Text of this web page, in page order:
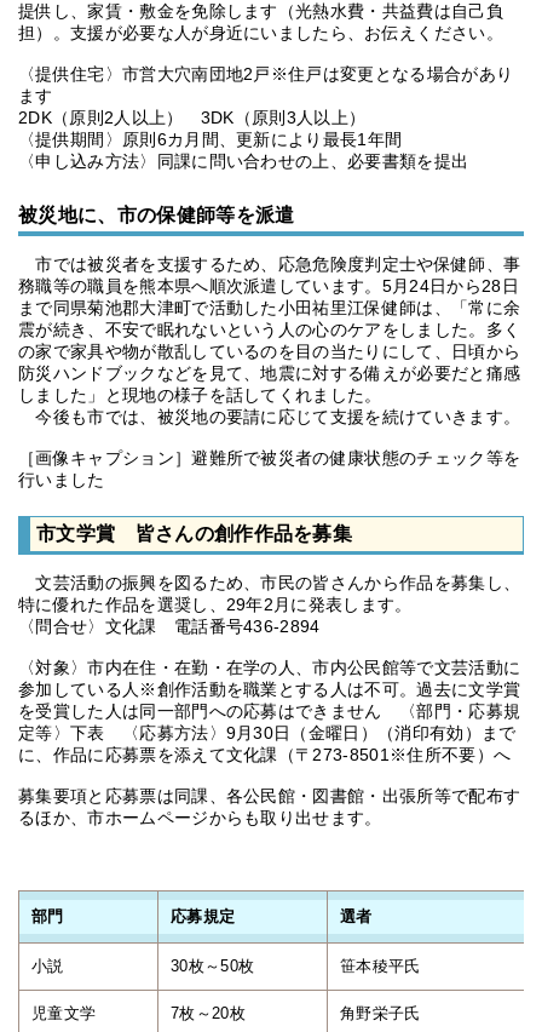
提供し、家賃・敷金を免除します（光熱水費・共益費は自己負
担）。支援が必要な人が身近にいましたら、お伝えください。
〈提供住宅〉市営大穴南団地2戸※住戸は変更となる場合があり
ます
2DK（原則2人以上） 3DK（原則3人以上）
〈提供期間〉原則6カ月間、更新により最長1年間
〈申し込み方法〉同課に問い合わせの上、必要書類を提出
被災地に、市の保健師等を派遣
市では被災者を支援するため、応急危険度判定士や保健師、事
務職等の職員を熊本県へ順次派遣しています。5月24日から28日
まで同県菊池郡大津町で活動した小田祐里江保健師は、「常に余
震が続き、不安で眠れないという人の心のケアをしました。多く
の家で家具や物が散乱しているのを目の当たりにして、日頃から
防災ハンドブックなどを見て、地震に対する備えが必要だと痛感
しました」と現地の様子を話してくれました。
今後も市では、被災地の要請に応じて支援を続けていきます。
［画像キャプション］避難所で被災者の健康状態のチェック等を
行いました
市文学賞 皆さんの創作作品を募集
文芸活動の振興を図るため、市民の皆さんから作品を募集し、
特に優れた作品を選奨し、29年2月に発表します。
〈問合せ〉文化課 電話番号436-2894
〈対象〉市内在住・在勤・在学の人、市内公民館等で文芸活動に
参加している人※創作活動を職業とする人は不可。過去に文学賞
を受賞した人は同一部門への応募はできません 〈部門・応募規
定等〉下表 〈応募方法〉9月30日（金曜日）（消印有効）まで
に、作品に応募票を添えて文化課（〒273-8501※住所不要）へ
募集要項と応募票は同課、各公民館・図書館・出張所等で配布す
るほか、市ホームページからも取り出せます。
部門 応募規定 選者
小説 30枚～50枚 笹本稜平氏
児童文学 7枚～20枚 角野栄子氏